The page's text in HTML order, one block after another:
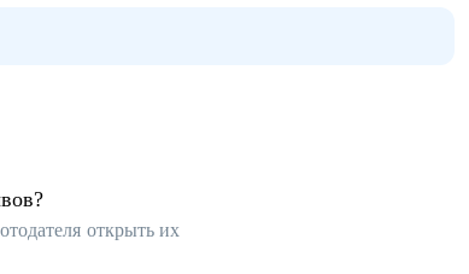
открыть их